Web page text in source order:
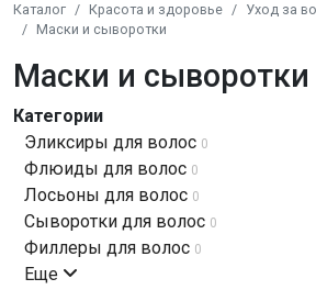
Каталог Красота и здоровье
Уход за
Маски и сыворотки
Маски и сыворотки
Категории
Эликсиры для волос 0
Флюиды для волос 0
Лосьоны для волос 0
Сыворотки для волос 0
Филлеры для волос 0
Еще